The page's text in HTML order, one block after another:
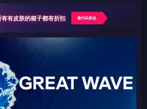
有有皮肤的箱子都有折扣 拿代码来说